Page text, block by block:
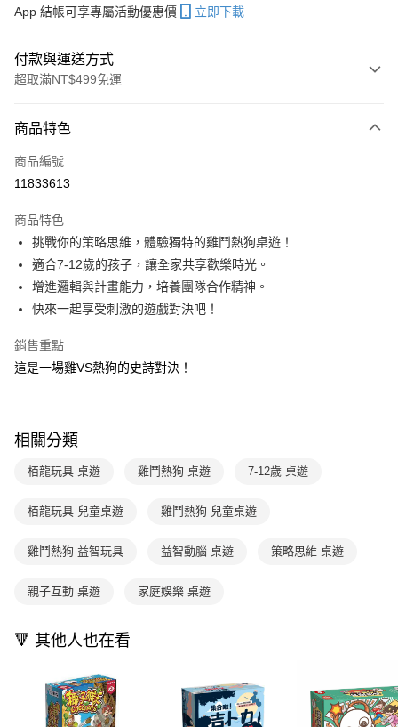
App 結帳可享專屬活動優惠價 立即下載
付款與運送方式
超取滿NT$499免運
信用卡一次付款
LINE Pay
大哥付你分期
相關說明
【大哥付你分期使用說明】
1.本服務由台灣大哥大提供，台灣大哥大用戶可立即使用無須另外申請。
2.付款方式選擇「大哥付你分期」，訂單成立後會自動跳轉到大哥付的交易
成交易。
3.實際核准額度、可分期數及費用金額請依後續交易確認頁面所載為準。
4.訂單成立30分鐘內，如未前往確認交易或遇審核未通過，訂單將自動取
1.分期款項不併入電信帳單，「大哥付你分期」於每月結算日後寄送繳費提
2.透過簡訊連結打開帳單後，可選擇「超商條碼／台灣大直營門市／銀行轉
【注意事項】
用戶於交易時，得透過本服務購買商品或服務，並由商店將買賣／分期付款
2.基於同意付款使用「大哥付你分期」之契約關係目的，商店將以您的個人
資料（包含姓名、電話或地址）提供予台灣大哥大進項蒐集、處理及利用，
3.完整用戶服務條款，請詳閱以下連結：
AFTEE先享後付
相關說明
AFTEE先享後付是「在收到商品之後才付款」的支付方式。 讓您購物簡單
便利好安心！
【「AFTEE先享後付」結帳流程】
１．於結帳方式選擇「AFTEE先享後付」後，將跳轉至「AFTEE先享後付」
結帳頁面，進行簡訊認證並確認金額後，即可完成結帳。
３．收到繳費通知簡訊後14天內，點擊此簡訊中的連結，可透過四大超商／
※ 請注意：結帳手續完成當下不需立刻繳費，但若您需要取消訂單，請聯絡
購買商品的店家。未經商家同意取消之訂單仍視為有效，需透過AFTEE先享
※ 交易是否成功請以「AFTEE先享後付 」之結帳頁面顯示為準，若有關於
易，需依本服務之必要範圍內提供個人資料，並將交易相關給付款項請求債
權轉讓予恩沛科技股份有限公司。
２．關於個人資料處理事宜，請瀏覽以下網址：
ATM付款
每筆NT$70，滿NT$499(含以上)免運費
付款後7-11取貨
每筆NT$70，滿NT$800(含以上)免運費
離島宅配（澎湖、金門、馬祖、小琉球；不適用於郵局i郵箱）
商品特色
商品編號
11833613
商品特色
挑戰你的策略思維，體驗獨特的雞鬥熱狗桌遊！
適合7-12歲的孩子，讓全家共享歡樂時光。
增進邏輯與計畫能力，培養團隊合作精神。
快來一起享受刺激的遊戲對決吧！
銷售重點
這是一場雞VS熱狗的史詩對決！
相關分類
栢龍玩具 桌遊 雞鬥熱狗 桌遊 7-12歲 桌遊
栢龍玩具 兒童桌遊 雞鬥熱狗 兒童桌遊
雞鬥熱狗 益智玩具 益智動腦 桌遊 策略思維 桌遊
親子互動 桌遊 家庭娛樂 桌遊
🔻 其他人也在看